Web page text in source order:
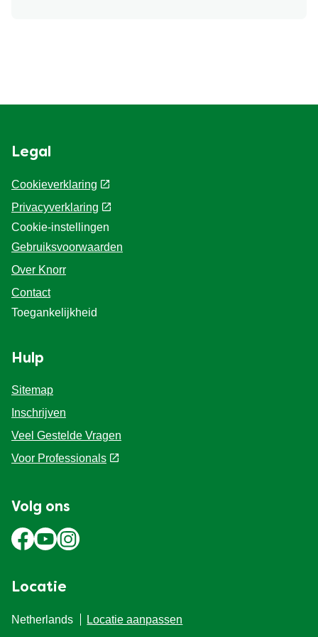
Legal
Cookieverklaring
Privacyverklaring
Cookie-instellingen
Gebruiksvoorwaarden
Over Knorr
Contact
Toegankelijkheid
Hulp
Sitemap
Inschrijven
Veel Gestelde Vragen
Voor Professionals
Volg ons
Locatie
Netherlands Locatie aanpassen